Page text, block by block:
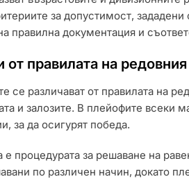
за допустимост,
правилна документация и
правилата на
се различават от правилата на
и залозите. В плейофите всеки
за да осигурят победа.
е процедурата за решаване на
по различен начин, докато